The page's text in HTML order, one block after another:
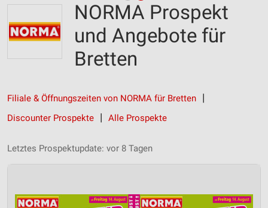
NORMA Prospekt
und Angebote für
Bretten
Filiale & Öffnungszeiten von NORMA für Bretten
Discounter Prospekte
Alle Prospekte
Letztes Prospektupdate: vor 8 Tagen